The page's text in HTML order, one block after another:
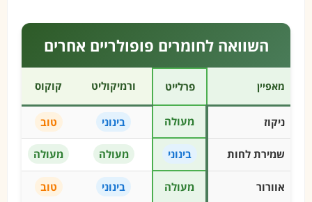
השוואה לחומרים פופולריים אחרים
מאפיין פרלייט ורמיקוליט קוקוס
ניקוז מעולה בינוני טוב
שמירת לחות בינוני מעולה מעולה
אוורור מעולה בינוני טוב